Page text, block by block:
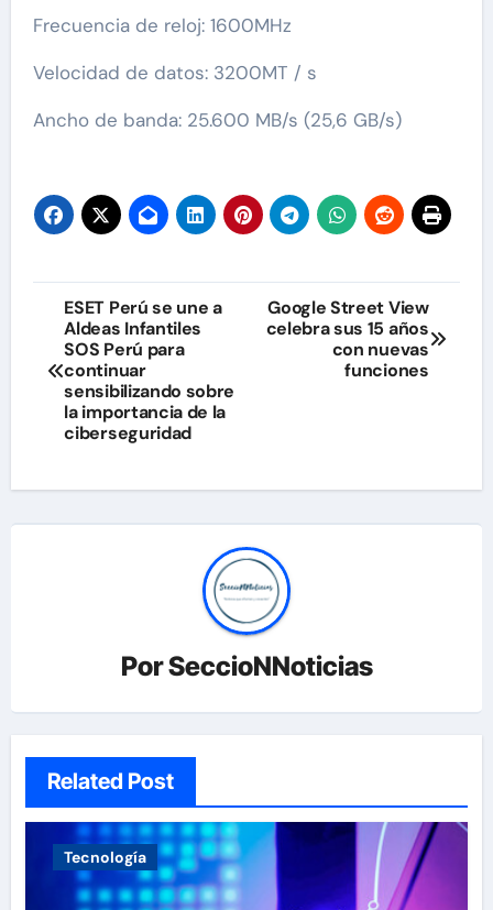
Frecuencia de reloj: 1600MHz
Velocidad de datos: 3200MT / s
Ancho de banda: 25.600 MB/s (25,6 GB/s)
Navegación
de
entradas
ESET Perú se une a
Aldeas Infantiles
SOS Perú para
continuar
sensibilizando sobre
la importancia de la
ciberseguridad
Google Street View
celebra sus 15 años
con nuevas
funciones
PorSeccioNNoticias
Related Post
Tecnología